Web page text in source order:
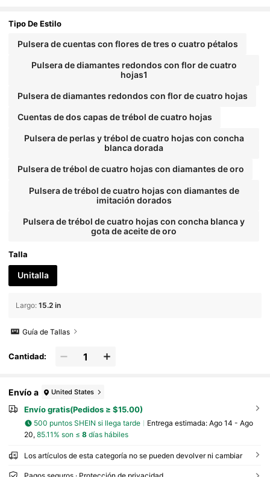
para uso en vacaciones, fiestas, cumpleaños o c
Tipo De Estilo
Pulsera de cuentas con flores de tres o cuatro pétalos
Pulsera de diamantes redondos con flor de cuatro
hojas1
Pulsera de diamantes redondos con flor de cuatro hojas
Cuentas de dos capas de trébol de cuatro hojas
Pulsera de perlas y trébol de cuatro hojas con concha
blanca dorada
Pulsera de trébol de cuatro hojas con diamantes de oro
Pulsera de trébol de cuatro hojas con diamantes de
imitación dorados
Pulsera de trébol de cuatro hojas con concha blanca y
gota de aceite de oro
Talla
Unitalla
Largo: 15.2 in
Guía de Tallas
Cantidad:
Envío a United States
Envío gratis(Pedidos ≥ $15.00)
500 puntos SHEIN si llega tarde Entrega estimada: Ago 14 - Ago
20, 85.11% son ≤ 8días hábiles
Los artículos de esta categoría no se pueden devolver ni cambiar